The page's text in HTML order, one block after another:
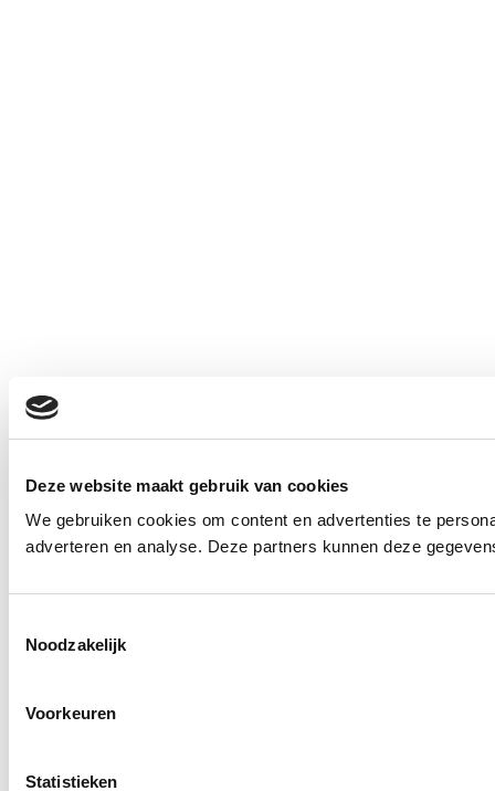
Deze website maakt gebruik van cookies
We gebruiken cookies om content en advertenties te
adverteren en analyse. Deze partners kunnen deze
Noodzakelijk
Voorkeuren
Statistieken